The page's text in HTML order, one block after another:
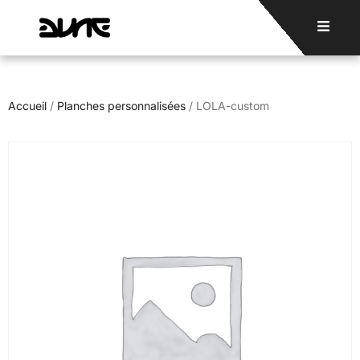
Accueil / Planches personnalisées / LOLA-custom